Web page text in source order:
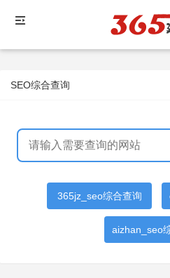
SEO综合查询
365jz_seo综合查询
aizhan_seo